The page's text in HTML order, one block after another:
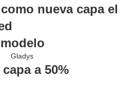
nueva capa el
a 50%